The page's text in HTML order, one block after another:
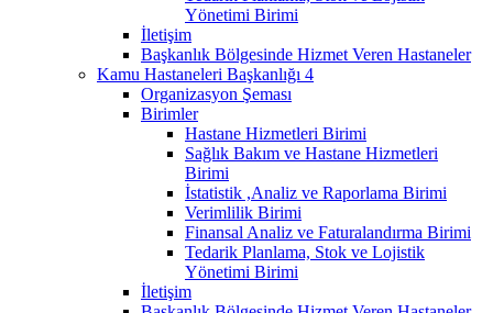
Yönetimi Birimi
İletişim
Başkanlık Bölgesinde Hizmet Veren Hastaneler
Kamu Hastaneleri Başkanlığı 4
Organizasyon Şeması
Birimler
Hastane Hizmetleri Birimi
Sağlık Bakım ve Hastane Hizmetleri
Birimi
İstatistik ,Analiz ve Raporlama Birimi
Verimlilik Birimi
Finansal Analiz ve Faturalandırma Birimi
Tedarik Planlama, Stok ve Lojistik
Yönetimi Birimi
İletişim